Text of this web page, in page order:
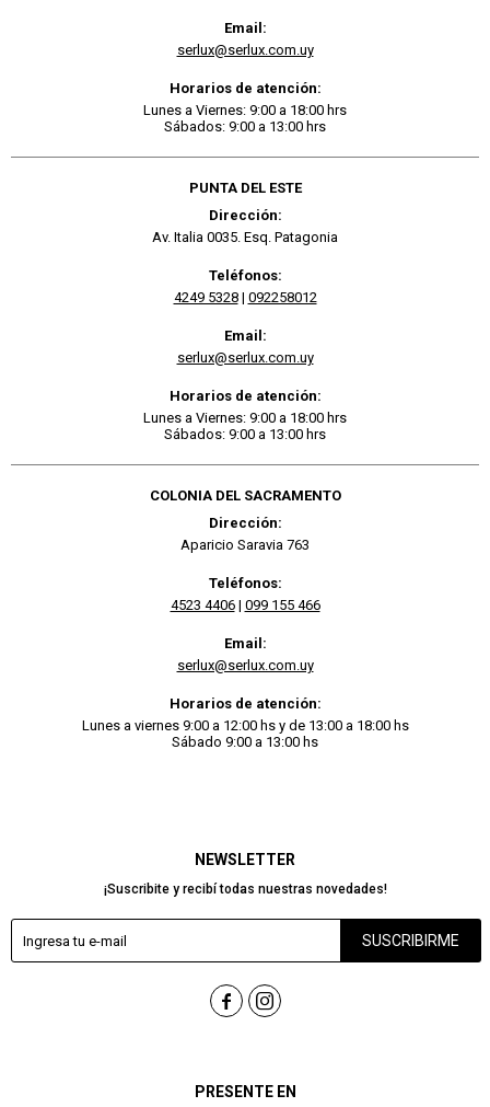
PRESENTE EN
NEWSLETTER
¡Suscribite y recibí todas nuestras novedades!
SUSCRIBIRME
 
Email:
serlux@serlux.com.uy
Horarios de atención:
Lunes a Viernes: 9:00 a 18:00 hrs
Sábados: 9:00 a 13:00 hrs
PUNTA DEL ESTE
Dirección:
Av. Italia 0035. Esq. Patagonia
Teléfonos:
4249 5328| 092258012
Email:
serlux@serlux.com.uy
Horarios de atención:
Lunes a Viernes: 9:00 a 18:00 hrs
Sábados: 9:00 a 13:00 hrs
COLONIA DEL SACRAMENTO
Dirección:
Aparicio Saravia 763
Teléfonos:
4523 4406| 099 155 466
Email:
serlux@serlux.com.uy
Horarios de atención:
Lunes a viernes 9:00 a 12:00 hs y de 13:00 a 18:00 hs
Sábado 9:00 a 13:00 hs